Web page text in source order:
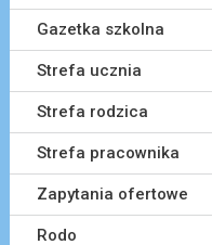
Gazetka szkolna
Strefa ucznia
Strefa rodzica
Strefa pracownika
Zapytania ofertowe
Rodo